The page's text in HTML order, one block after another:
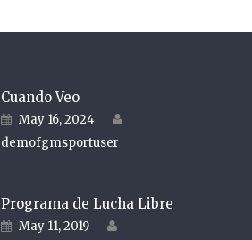
Cuando Veo
Posted on
May 16, 2024
demofgmsportuser
Programa de Lucha Libre
Posted on
May 11, 2019